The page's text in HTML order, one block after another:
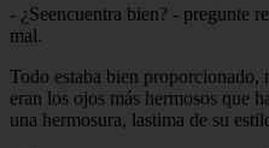
- ¿Seencuentra bien? - pregunte
mal.
Todo estaba bien proporcionado,
eran los ojos más hermosos que
una hermosura, lastima de su